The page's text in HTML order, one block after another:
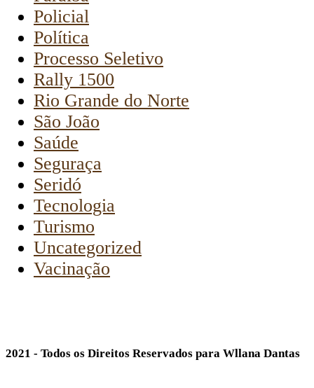
Policial
Política
Processo Seletivo
Rally 1500
Rio Grande do Norte
São João
Saúde
Seguraça
Seridó
Tecnologia
Turismo
Uncategorized
Vacinação
2021 - Todos os Direitos Reservados para Wllana Dantas